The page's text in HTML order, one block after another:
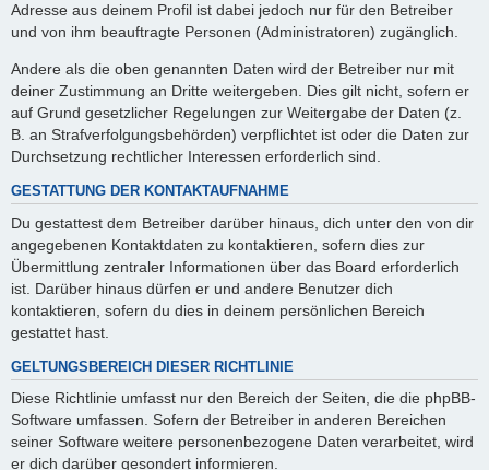
Adresse aus deinem Profil ist dabei jedoch nur für den Betreiber
und von ihm beauftragte Personen (Administratoren) zugänglich.
Andere als die oben genannten Daten wird der Betreiber nur mit
deiner Zustimmung an Dritte weitergeben. Dies gilt nicht, sofern er
auf Grund gesetzlicher Regelungen zur Weitergabe der Daten (z.
B. an Strafverfolgungsbehörden) verpflichtet ist oder die Daten zur
Durchsetzung rechtlicher Interessen erforderlich sind.
GESTATTUNG DER KONTAKTAUFNAHME
Du gestattest dem Betreiber darüber hinaus, dich unter den von dir
angegebenen Kontaktdaten zu kontaktieren, sofern dies zur
Übermittlung zentraler Informationen über das Board erforderlich
ist. Darüber hinaus dürfen er und andere Benutzer dich
kontaktieren, sofern du dies in deinem persönlichen Bereich
gestattet hast.
GELTUNGSBEREICH DIESER RICHTLINIE
Diese Richtlinie umfasst nur den Bereich der Seiten, die die phpBB-
Software umfassen. Sofern der Betreiber in anderen Bereichen
seiner Software weitere personenbezogene Daten verarbeitet, wird
er dich darüber gesondert informieren.